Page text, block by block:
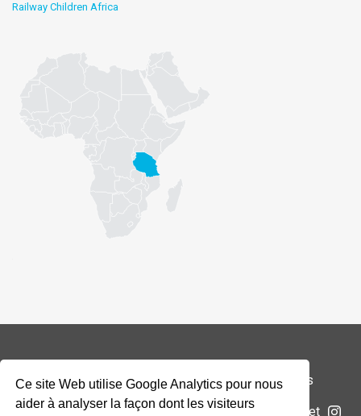
Ce site Web utilise Google Analytics pour nous
aider à analyser la façon dont les visiteurs
Railway Children Africa
© 2026 Addax & Oryx Foundation —Mentions légales
La Fondation Projets Actualités Soumettre un projet